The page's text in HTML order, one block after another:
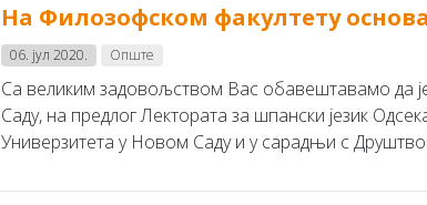
На Филозофском факултету
06. јул 2020. Опште
Са великим задовољством Вас обавештавамо да
Саду, на предлог Лектората за шпански језик
Универзитета у Новом Саду и у сарадњи с